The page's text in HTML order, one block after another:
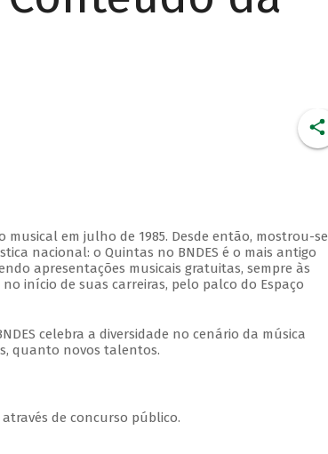
musical em julho de 1985. Desde então, mostrou-se
nacional: o Quintas no BNDES é o mais antigo
apresentações musicais gratuitas, sempre às
início de suas carreiras, pelo palco do Espaço
celebra a diversidade no cenário da música
quanto novos talentos.
de concurso público.